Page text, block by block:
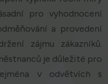
pro vyhodnocení
a provedení
zájmu zákazníků.
je důležité pro
v odvětvích s